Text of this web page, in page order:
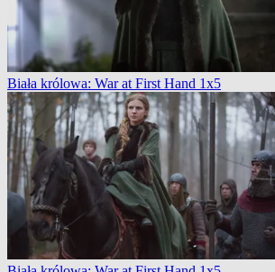
Biała królowa: War at First Hand 1x5